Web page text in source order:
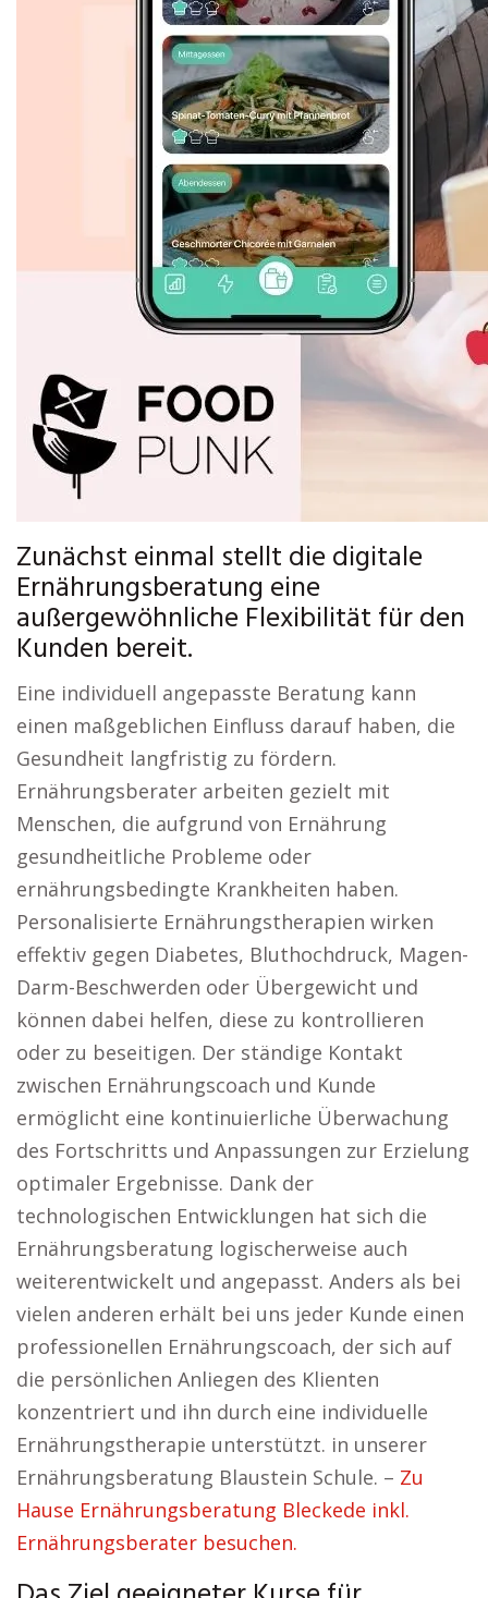
Zunächst einmal stellt die digitale
Ernährungsberatung eine
außergewöhnliche Flexibilität für den
Kunden bereit.
Eine individuell angepasste Beratung kann
einen maßgeblichen Einfluss darauf haben, die
Gesundheit langfristig zu fördern.
Ernährungsberater arbeiten gezielt mit
Menschen, die aufgrund von Ernährung
gesundheitliche Probleme oder
ernährungsbedingte Krankheiten haben.
Personalisierte Ernährungstherapien wirken
effektiv gegen Diabetes, Bluthochdruck, Magen-
Darm-Beschwerden oder Übergewicht und
können dabei helfen, diese zu kontrollieren
oder zu beseitigen. Der ständige Kontakt
zwischen Ernährungscoach und Kunde
ermöglicht eine kontinuierliche Überwachung
des Fortschritts und Anpassungen zur Erzielung
optimaler Ergebnisse. Dank der
technologischen Entwicklungen hat sich die
Ernährungsberatung logischerweise auch
weiterentwickelt und angepasst. Anders als bei
vielen anderen erhält bei uns jeder Kunde einen
professionellen Ernährungscoach, der sich auf
die persönlichen Anliegen des Klienten
konzentriert und ihn durch eine individuelle
Ernährungstherapie unterstützt. in unserer
Ernährungsberatung Blaustein Schule. – Zu
Hause Ernährungsberatung Bleckede inkl.
Ernährungsberater besuchen.